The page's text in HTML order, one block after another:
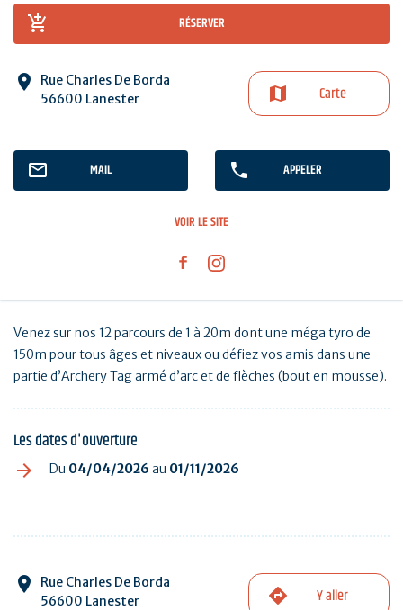
RÉSERVER
Rue Charles De Borda
56600 Lanester
Carte
MAIL APPELER
VOIR LE SITE
Venez sur nos 12 parcours de 1 à 20m dont une méga tyro de
150m pour tous âges et niveaux ou défiez vos amis dans une
partie d’Archery Tag armé d’arc et de flèches (bout en mousse).
Les dates d'ouverture
Du 04/04/2026 au 01/11/2026
Rue Charles De Borda
56600 Lanester
Y aller